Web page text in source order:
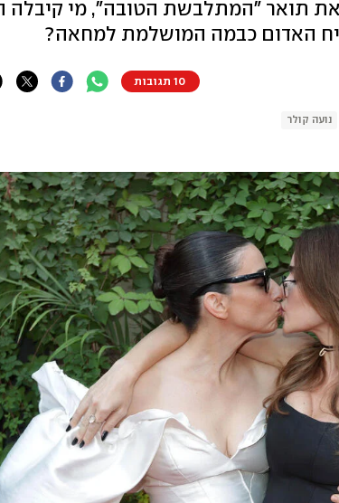
תואר "המתלבשת הטובה", מי קיבלה
האדום כבמה המושלמת למחאה?
10 תגובות
נועה קולר